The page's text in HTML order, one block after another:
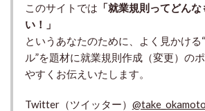
このサイトでは 「就業規則ってどん
い！」
というあなたのために、よく見かける
ル”を題材に就業規則作成（変更）の
やすくお伝えいたします。
Twitter（ツイッター） @take_okamoto